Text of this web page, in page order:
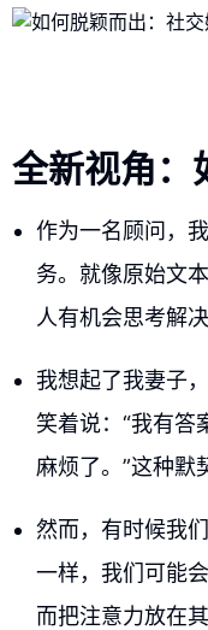
全新视角：
作为一名顾问，
务。就像原始文
人有机会思考解决
我想起了我妻子
笑着说：“我有答
麻烦了。”这种默
然而，有时候我
一样，我们可能
而把注意力放在